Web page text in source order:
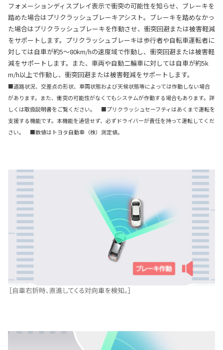
フォメーションディスプレイ表示で衝突の可能性を知らせ、ブレーキを
踏めた場合はプリクラッシュブレーキアシスト。ブレーキを踏めなかっ
た場合はプリクラッシュブレーキを作動させ、衝突回避または被害軽減
をサポートします。プリクラッシュブレーキは歩行者や自転車運転者に
対しては自車が約5〜80km/hの速度域で作動し、衝突回避または被害軽
減をサポートします。また、車両や自動二輪車に対しては自車が約5k
m/h以上で作動し、衝突回避または被害軽減をサポートします。
■道路状況、交差点の形状、車両状態および天候状態等によっては作動しない場合
があります。また、衝突の可能性がなくてもシステムが作動する場合もあります。詳
しくは取扱説明書をご覧ください。 ■プリクラッシュセーフティはあくまで運転を
支援する機能です。本機能を過信せず、必ずドライバーが責任を持って運転してくだ
さい。 ■数値はトヨタ自動車（株）測定値。